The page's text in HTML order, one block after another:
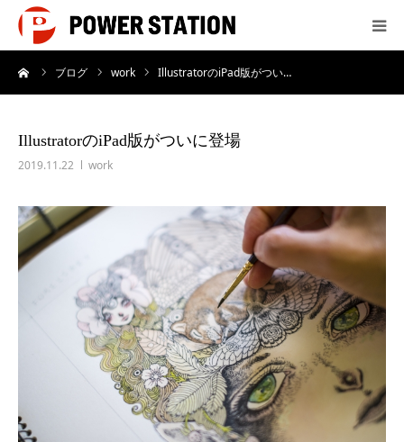
ブログ work IllustratorのiPad版がつい…
IllustratorのiPad版がついに登場
2019.11.22 work
サービス
制作料金
よくあるご質問
お問い合わせ